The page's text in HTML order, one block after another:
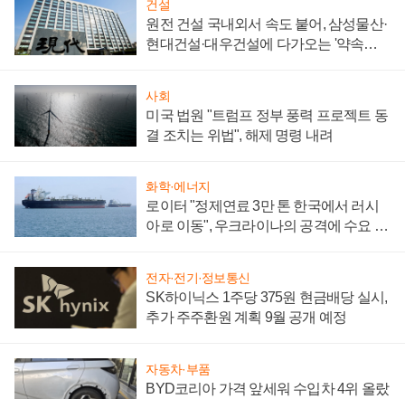
건설
원전 건설 국내외서 속도 붙어, 삼성물산·
현대건설·대우건설에 다가오는 '약속의
사회
미국 법원 "트럼프 정부 풍력 프로젝트 동
결 조치는 위법", 해제 명령 내려
화학·에너지
로이터 "정제연료 3만 톤 한국에서 러시
아로 이동", 우크라이나의 공격에 수요 늘
전자·전기·정보통신
SK하이닉스 1주당 375원 현금배당 실시,
추가 주주환원 계획 9월 공개 예정
자동차·부품
BYD코리아 가격 앞세워 수입차 4위 올랐